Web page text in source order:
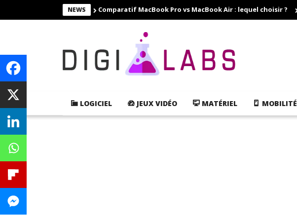
NEWS Comparatif MacBook Pro vs MacBook Air : lequel choisir ?
LOGICIEL JEUX VIDÉO MATÉRIEL MOBILITÉ